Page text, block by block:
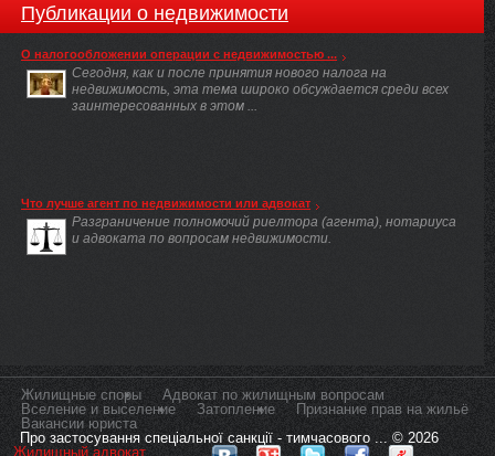
Публикации о недвижимости
О налогообложении операции с недвижимостью ...
Сегодня, как и после принятия нового налога на
недвижимость, эта тема широко обсуждается среди всех
заинтересованных в этом ...
Что лучше агент по недвижимости или адвокат
Разграничение полномочий риелтора (агента), нотариуса
и адвоката по вопросам недвижимости.
Жилищные споры
Адвокат по жилищным вопросам
Вселение и выселение
Затопление
Признание прав на жильё
Вакансии юриста
Про застосування спеціальної санкції - тимчасового ... © 2026
Жилищный адвокат